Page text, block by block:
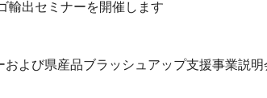
輸出セミナーを開催します
および県産品ブラッシュアップ支援事業説明